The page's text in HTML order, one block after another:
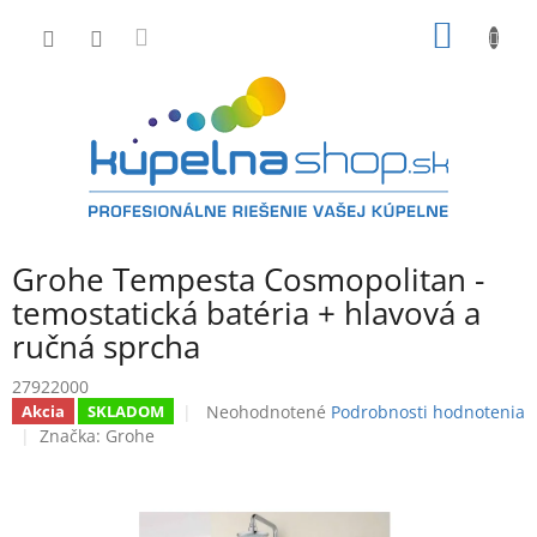
Grohe Tempesta Cosmopolitan -
temostatická batéria + hlavová a
ručná sprcha
27922000
Akcia SKLADOM
Priemerné
Neohodnotené Podrobnosti hodnotenia
Značka: Grohe